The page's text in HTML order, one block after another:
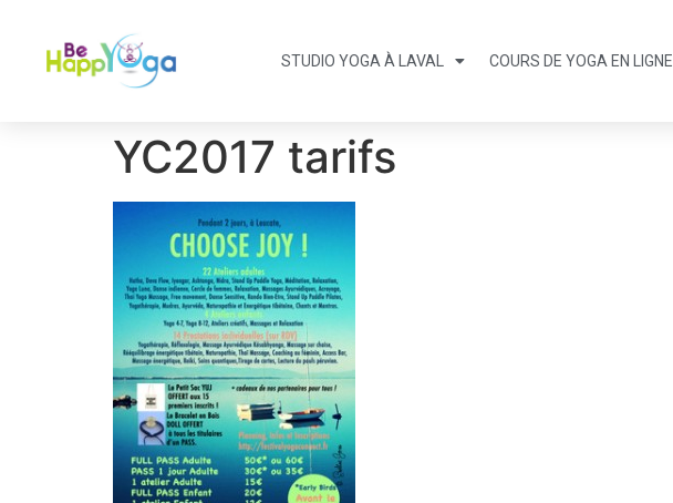
STUDIO YOGA À LAVAL COURS DE YOGA EN LIGNE
YC2017 tarifs